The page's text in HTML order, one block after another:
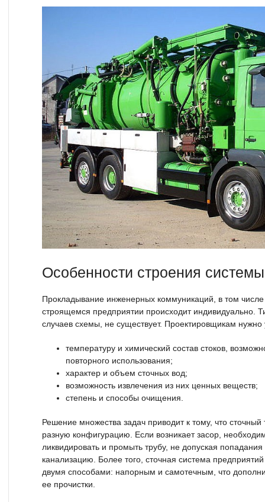
Особенности строения системы
Прокладывание инженерных коммуникаций, в том
строящемся предприятии происходит индивидуально.
случаев схемы, не существует. Проектировщикам нужно
температуру и химический состав стоков,
повторного использования;
характер и объем сточных вод;
возможность извлечения из них ценных веществ;
степень и способы очищения.
Решение множества задач приводит к тому, что
разную конфигурацию. Если возникает засор,
ликвидировать и промыть трубу, не допуская
канализацию. Более того, сточная система
двумя способами: напорным и самотечным, что
ее прочистки.